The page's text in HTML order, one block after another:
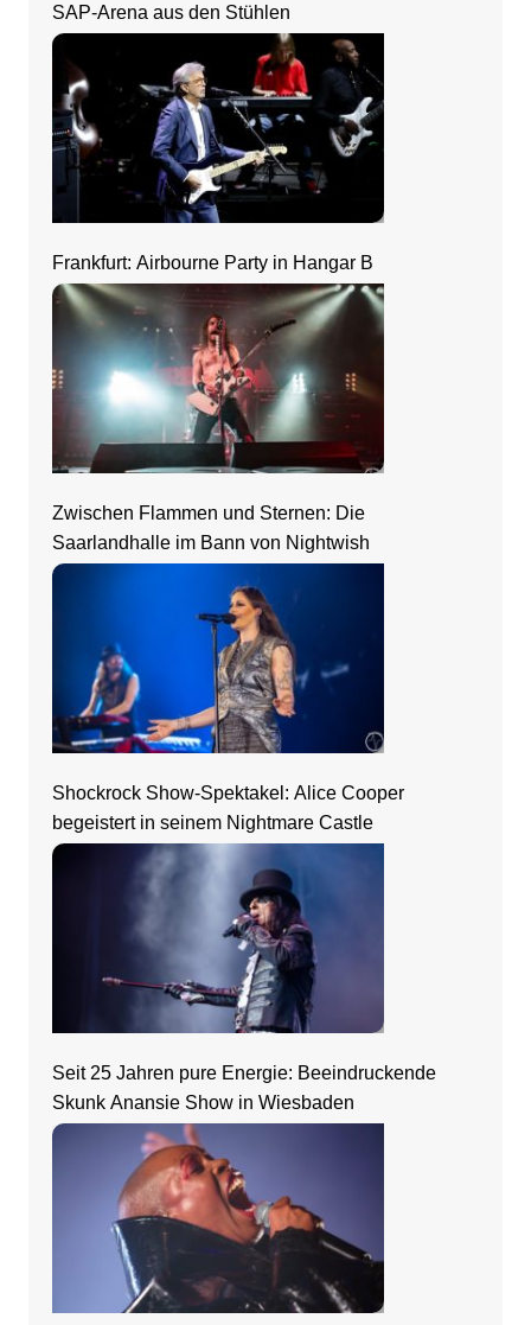
SAP-Arena aus den Stühlen
Frankfurt: Airbourne Party in Hangar B
Zwischen Flammen und Sternen: Die
Saarlandhalle im Bann von Nightwish
Shockrock Show-Spektakel: Alice Cooper
begeistert in seinem Nightmare Castle
Seit 25 Jahren pure Energie: Beeindruckende
Skunk Anansie Show in Wiesbaden